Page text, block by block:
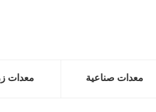
معدات صناعية معدات